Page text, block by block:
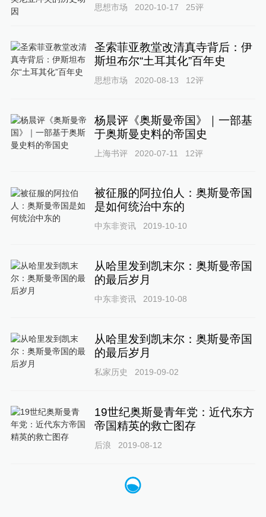
思想市场 2020-10-17 25评
圣索菲亚教堂改清真寺背后：伊
斯坦布尔“土耳其化”百年史
思想市场 2020-08-13 12评
杨晨评《奥斯曼帝国》｜一部基
于奥斯曼史料的帝国史
上海书评 2020-07-11 12评
被征服的阿拉伯人：奥斯曼帝国
是如何统治中东的
中东非资讯 2019-10-10
从哈里发到凯末尔：奥斯曼帝国
的最后岁月
中东非资讯 2019-10-08
从哈里发到凯末尔：奥斯曼帝国
的最后岁月
私家历史 2019-09-02
19世纪奥斯曼青年党：近代东方
帝国精英的救亡图存
后浪 2019-08-12